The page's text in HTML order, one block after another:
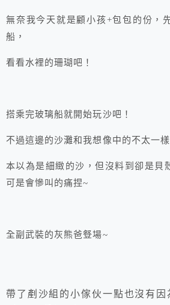
無奈我今天就是顧小孩+包包的份，
船，
看看水裡的珊瑚吧！
搭乘完玻璃船就開始玩沙吧！
不過這邊的沙灘和我想像中的不太一樣
本以為是細緻的沙，但沒料到卻是貝
可是會慘叫的痛捏~
全副武裝的灰熊爸豋場~
帶了剷沙組的小傢伙一點也沒有